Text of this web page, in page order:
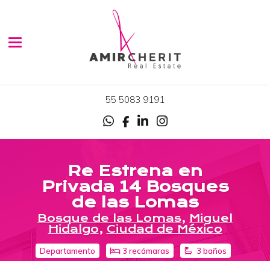
Toggle navigation
55 5083 9191
Re Estrena en
Privada 14 Bosques
de las Lomas
Bosque de las Lomas, Miguel
Hidalgo, Ciudad de México
Departamento 3 recámaras
3 baños